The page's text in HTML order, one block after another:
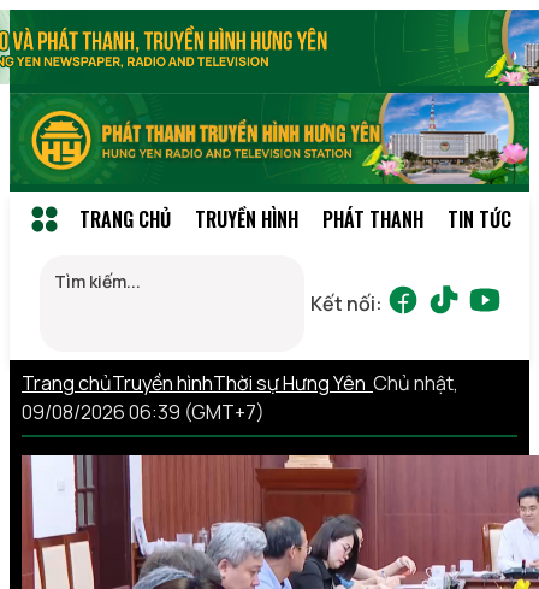
TRANG CHỦ TRUYỀN HÌNH PHÁT THANH TIN TỨC
Kết nối:
Trang chủTruyền hìnhThời sự Hưng Yên Chủ nhật,
09/08/2026 06:39 (GMT+7)